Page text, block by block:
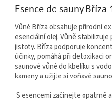
Esence do sauny Bříza
Vůně Bříza obsahuje přírodní
esenciální olej. Vůně stabilizuje
jistoty. Bříza podporuje
účinky, pomáhá při detoxikaci
saunové vůně do kbelíku s
kameny a užijte si voňavé
S esencemi začínejte opatrně